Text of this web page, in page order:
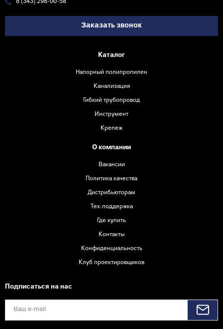
8 (343) 298-00-58
Заказать звонок
Каталог
Напорный полипропилен
Канализация
Гибкий трубопровод
Инструмент
Крепеж
О компании
Вакансии
Политика качества
Дистрибьюторам
Тех.поддержка
Где купить
Контакты
Конфиденциальность
Клуб проектировщиков
Подписаться на нас